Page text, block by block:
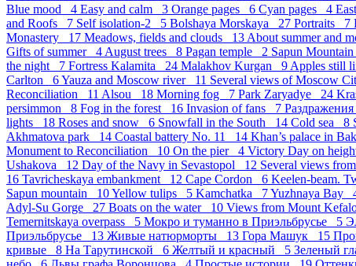
Blue mood 4 Easy and calm 3 Orange pages 6 Cyan pages 4
and Roofs 7 Self isolation-2 5 Bolshaya Morskaya 27 Portraits 7
Monastery 17 Meadows, fields and clouds 13 About summer and
Gifts of summer 4 August trees 8 Pagan temple 2 Sapun
the night 7 Fortress Kalamita 24 Malakhov Kurgan 9 Apples still
Carlton 6Yauza and Moscow river 11 Several views of Moscow
Reconciliation 11 Alsou 18 Morning fog 7 Park Zaryadye 24
persimmon 8 Fog in the forest 16 Invasion of fans 7
lights 18 Roses and snow 6 Snowfall in the South 14 Cold sea 8
Akhmatova park 14 Coastal battery No. 11 14 Khan’s palace in
Monument to Reconciliation 10 On the pier 4 Victory Day on
Ushakova 12 Day of the Navy in Sevastopol 12 Several views
16 Tavricheskaya embankment 12 Cape Cordon 6 Keelen-beam.
Sapun mountain 10Yellow tulips 5 Kamchatka 7Yuzhnaya Bay
Adyl-Su Gorge 27 Boats on the water 10 Views from Mount
Temernitskaya overpass 5 Мокро и туманно в Приэльбрусье 5
Приэльбрусье 13 Живые натюрморты 13 Гора Машук 15
кривые 8 На Тарутинской 6 Желтый и красный 5 Зеленый